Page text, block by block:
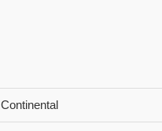
Continental